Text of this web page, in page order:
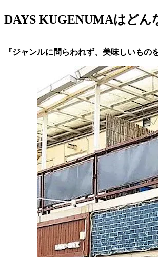
DAYS KUGENUMAはどん
『ジャンルに問らわれず、美味しいもの